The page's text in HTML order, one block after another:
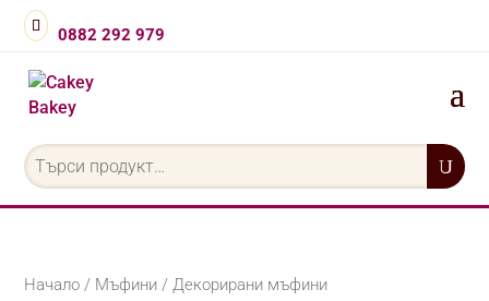
0882 292 979
Търсене
за:
Начало / Мъфини / Декорирани мъфини